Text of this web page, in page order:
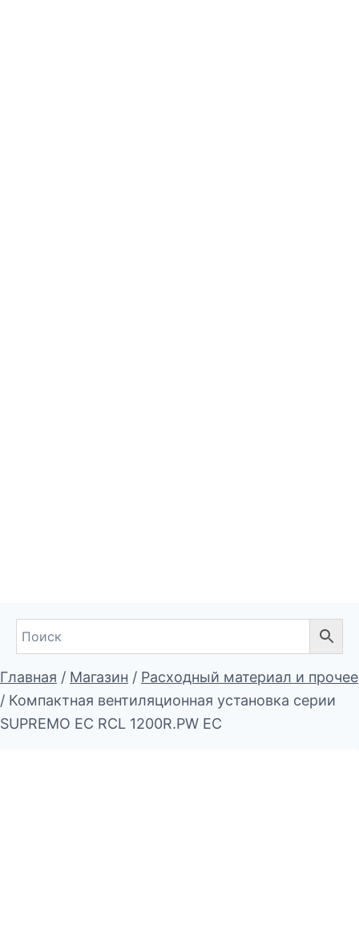
Главная / Магазин / Расходный материал и прочее
/ Компактная вентиляционная установка серии
SUPREMO EC RCL 1200R.PW EC